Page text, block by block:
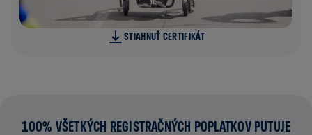
STIAHNUŤ CERTIFIKÁT
100% VŠETKÝCH REGISTRAČNÝCH POPLATKOV PUTUJE